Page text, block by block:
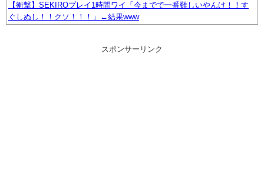
【衝撃】SEKIROプレイ1時間ワイ「今までで一番難しいやんけ！！す
ぐしぬし！！クソ！！！」←結果www
スポンサーリンク